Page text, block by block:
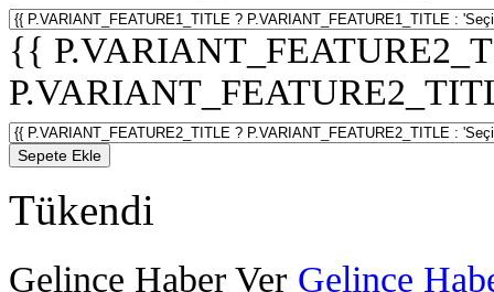
{{
Sepete Ekle
Tükendi
Gelince Haber Ver Gelince